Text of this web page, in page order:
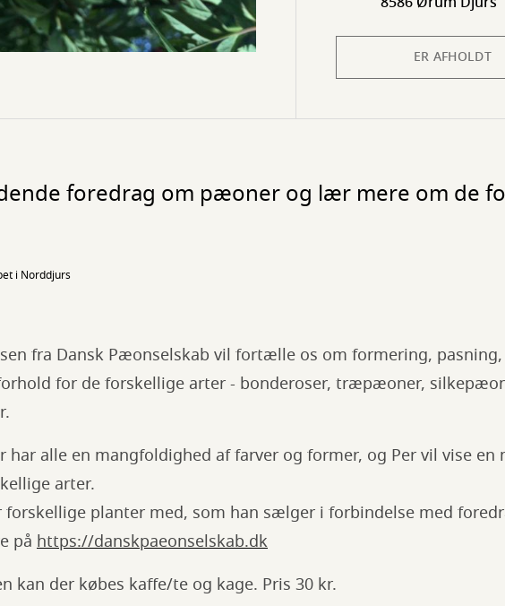
ER AFHOLDT
foredrag om pæoner og lær mere om de
i Norddjurs
fra Dansk Pæonselskab vil fortælle os om formering,
for de forskellige arter - bonderoser, træpæoner,
har alle en mangfoldighed af farver og former, og Per vil vise en
arter.
forskellige planter med, som han sælger i forbindelse med
på https://danskpaeonselskab.dk
kan der købes kaffe/te og kage. Pris 30 kr.